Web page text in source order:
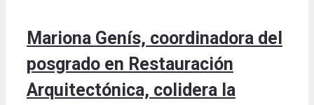
Mariona Genís, coordinadora del
posgrado en Restauración
Arquitectónica, colidera la